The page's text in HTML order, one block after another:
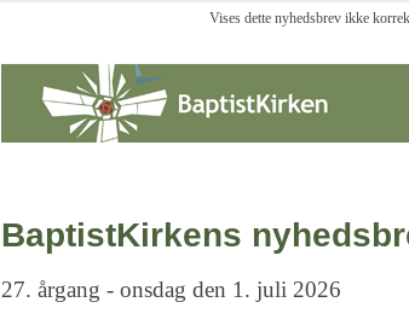
Vises dette nyhedsbrev ikke
BaptistKirkens
27. årgang - onsdag den 1. juli 2026